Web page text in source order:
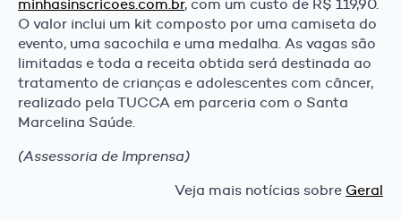
minhasinscricoes.com.br, com um custo de R$ 119,90.
O valor inclui um kit composto por uma camiseta do
evento, uma sacochila e uma medalha. As vagas são
limitadas e toda a receita obtida será destinada ao
tratamento de crianças e adolescentes com câncer,
realizado pela TUCCA em parceria com o Santa
Marcelina Saúde.
(Assessoria de Imprensa)
Veja mais notícias sobre Geral